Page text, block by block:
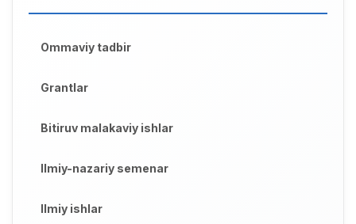
Ommaviy tadbir
Grantlar
Bitiruv malakaviy ishlar
Ilmiy-nazariy semenar
Ilmiy ishlar